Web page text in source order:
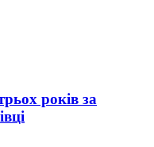
років за